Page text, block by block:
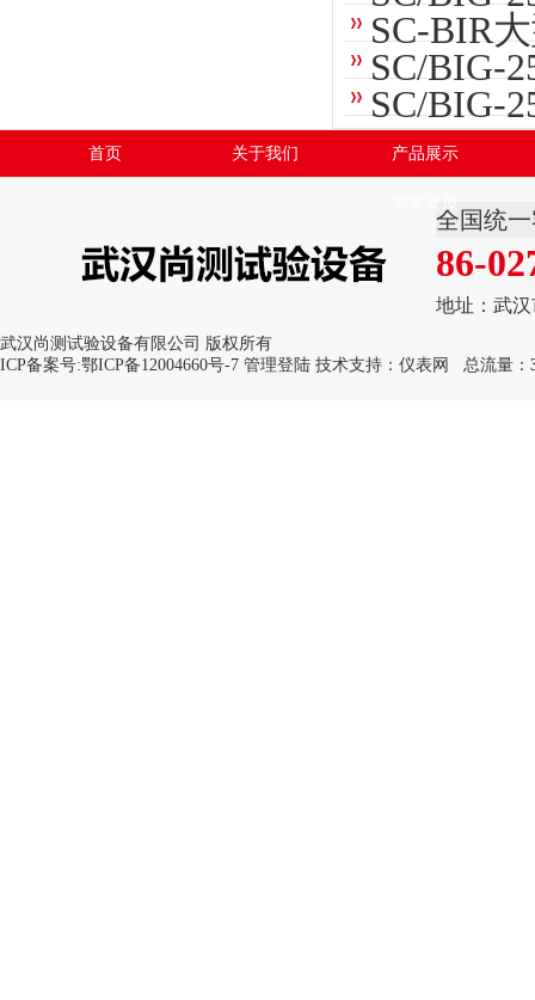
SC-BIR
SC/BIG-
SC/BIG-
首页 关于我们 产品展示
全国统
86-
地址：武
武汉尚测试验设备有限公司 版权所有
ICP备案号:鄂ICP备12004660号-7 管理登陆 技术支持： 仪表网 总流量：